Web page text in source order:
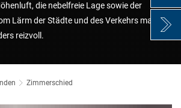
die nebelfreie Lage sowie der
Lärm der Städte und des Verkehrs machen
reizvoll.
Zimmerschied